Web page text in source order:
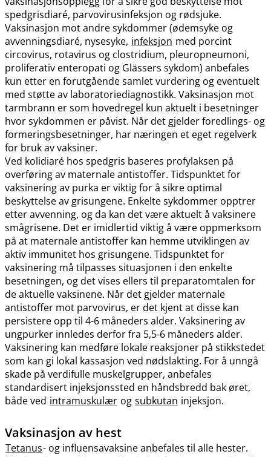
spedgrisdiaré, parvovirusinfeksjon og rødsjuke.
Vaksinasjon mot andre sykdommer (ødemsyke og
avvenningsdiaré, nysesyke, infeksjon med porcint
circovirus, rotavirus og clostridium, pleuropneumoni,
proliferativ enteropati og Glässers sykdom) anbefales
kun etter en forutgående samlet vurdering og eventuelt
med støtte av laboratoriediagnostikk. Vaksinasjon mot
tarmbrann er som hovedregel kun aktuelt i besetninger
hvor sykdommen er påvist. Når det gjelder foredlings- og
formeringsbesetninger, har næringen et eget regelverk
for bruk av vaksiner.
Ved kolidiaré hos spedgris baseres profylaksen på
overføring av maternale antistoffer. Tidspunktet for
vaksinering av purka er viktig for å sikre optimal
beskyttelse av grisungene. Enkelte sykdommer opptrer
etter avvenning, og da kan det være aktuelt å vaksinere
smågrisene. Det er imidlertid viktig å være oppmerksom
på at maternale antistoffer kan hemme utviklingen av
aktiv immunitet hos grisungene. Tidspunktet for
vaksinering må tilpasses situasjonen i den enkelte
besetningen, og det vises ellers til preparatomtalen for
de aktuelle vaksinene. Når det gjelder maternale
antistoffer mot parvovirus, er det kjent at disse kan
persistere opp til 4-6 måneders alder. Vaksinering av
ungpurker innledes derfor fra 5,5-6 måneders alder.
Vaksinering kan medføre lokale reaksjoner på stikkstedet
som kan gi lokal kassasjon ved nødslakting. For å unngå
skade på verdifulle muskelgrupper, anbefales
standardisert injeksjonssted en håndsbredd bak øret,
både ved intramuskulær og subkutan injeksjon.
Vaksinasjon av hest
Tetanus- og influensavaksine anbefales til alle hester.